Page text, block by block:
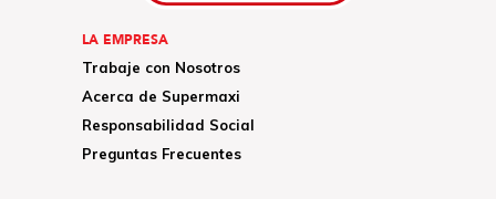
LA EMPRESA
Trabaje con Nosotros
Acerca de Supermaxi
Responsabilidad Social
Preguntas Frecuentes